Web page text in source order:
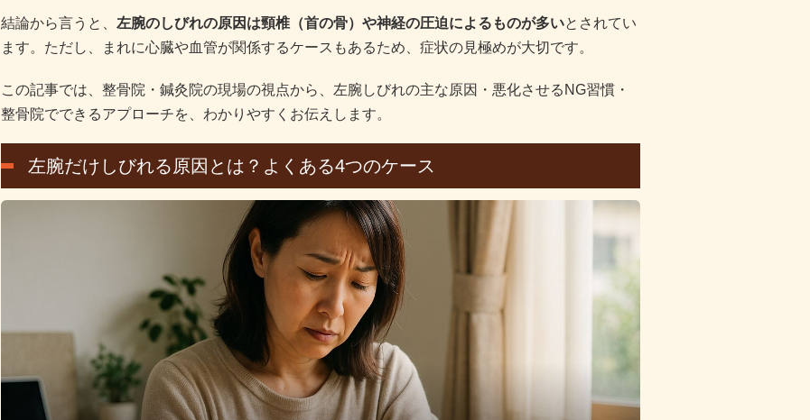
結論から言うと、 左腕のしびれの原因は頸椎（首の骨）や神経の圧迫によるものが多いとされてい
ます。ただし、まれに心臓や血管が関係するケースもあるため、症状の見極めが大切です。
この記事では、整骨院・鍼灸院の現場の視点から、左腕しびれの主な原因・悪化させるNG習慣・
整骨院でできるアプローチを、わかりやすくお伝えします。
左腕だけしびれる原因とは？よくある4つのケース